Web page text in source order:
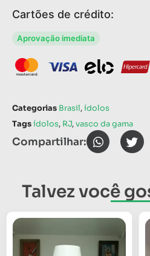
Cartões de crédito:
Aprovação imediata
Categorias Brasil,ídolos
Tagsídolos, RJ,vasco da gama
Compartilhar:
Talvez você